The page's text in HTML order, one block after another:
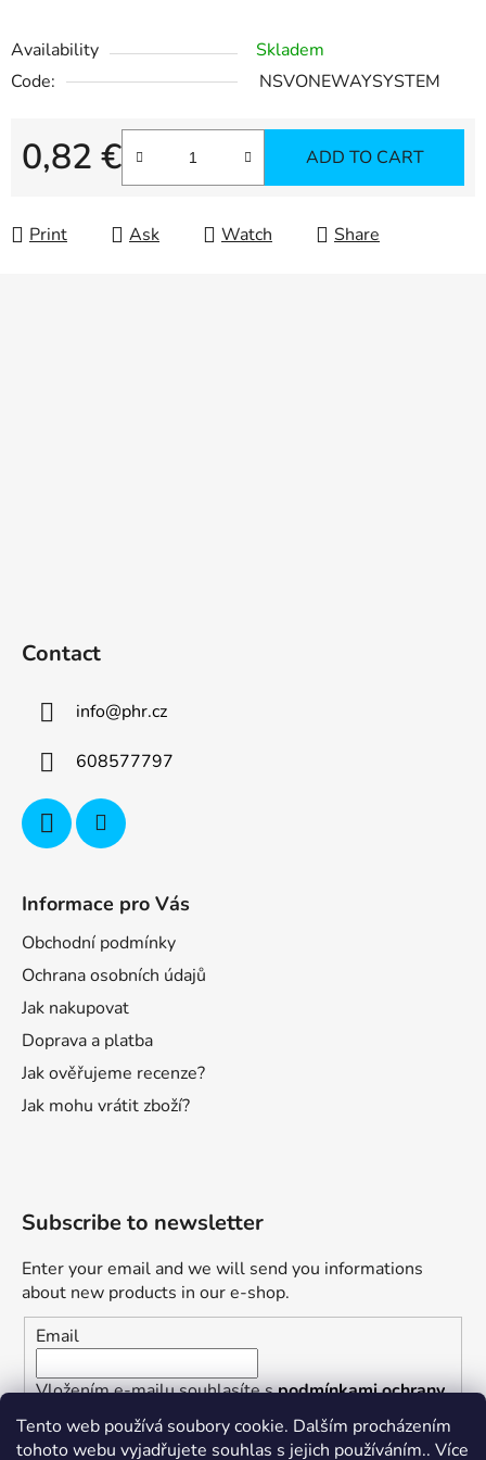
Tento web používá soubory cookie. Dalším procházením
tohoto webu vyjadřujete souhlas s jejich používáním.. Více
Availability
Skladem
Code:
NSVONEWAYSYSTEM
0,82 €
Measure price:
ADD TO CART
Print Ask Watch Share
Contact
info@phr.cz
608577797
Informace pro Vás
Obchodní podmínky
Ochrana osobních údajů
Jak nakupovat
Doprava a platba
Jak ověřujeme recenze?
Jak mohu vrátit zboží?
Subscribe to newsletter
Enter your email and we will send you informations
about new products in our e-shop.
Email
Vložením e-mailu souhlasíte spodmínkami ochrany
osobních údajů